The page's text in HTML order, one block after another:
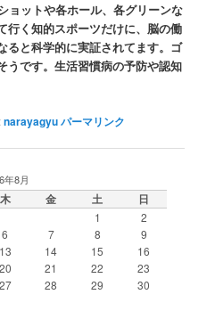
ョットや各ホール、各グリーンな
行く知的スポーツだけに、脳の働
ると科学的に実証されてます。ゴ
うです。生活習慣病の予防や認知
narayagyuパーマリンク
年8月
木 金 土 日
1
2
6 7 8
9
13 14 15
16
20 21 22
23
27 28 29
30